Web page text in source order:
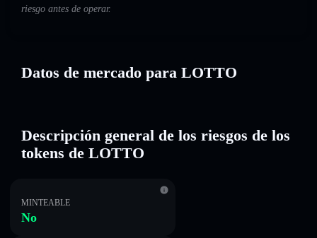
riesgo antes de operar.
Datos de mercado para LOTTO
Descripción general de los riesgos de los
tokens de LOTTO
MINTEABLE
No